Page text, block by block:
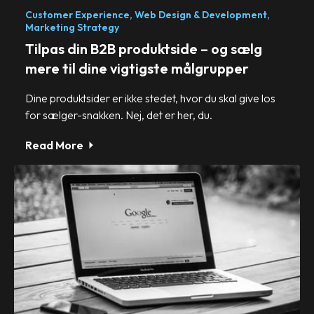
Customer Experience, Web Design & Development,
Marketing Strategy
Tilpas din B2B produktside – og sælg
mere til dine vigtigste målgrupper
Dine produktsider er ikke stedet, hvor du skal give los
for sælger-snakken. Nej, det er her, du.
Read More